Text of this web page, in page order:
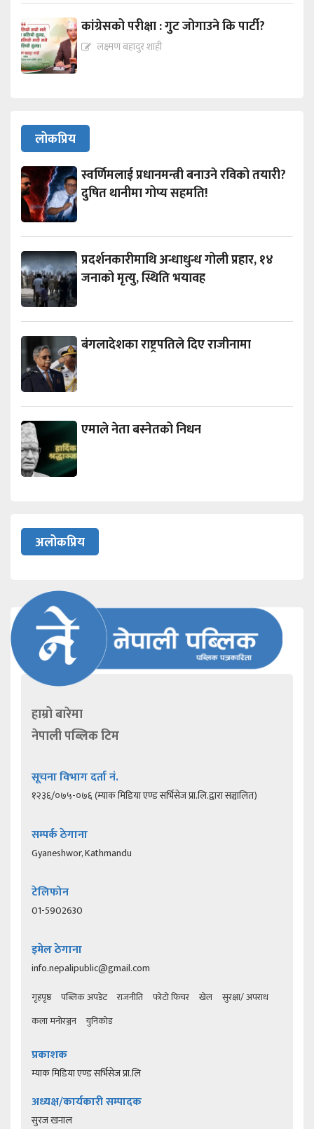
कांग्रेसको परीक्षा : गुट जोगाउने कि पार्टी?
लक्ष्मण बहादुर शाही
लोकप्रिय
स्वर्णिमलाई प्रधानमन्त्री बनाउने रविको तयारी?
दुषित थानीमा गोप्य सहमति!
प्रदर्शनकारीमाथि अन्धाधुन्ध गोली प्रहार, १४
जनाको मृत्यु, स्थिति भयावह
बंगलादेशका राष्ट्रपतिले दिए राजीनामा
एमाले नेता बस्नेतको निधन
अलोकप्रिय
हाम्रो बारेमा
नेपाली पब्लिक टिम
सूचना विभाग दर्ता नं.
१२३६/०७५-०७६ (म्याक मिडिया एण्ड सर्भिसेज प्रा.लि.द्वारा सञ्चालित)
सम्पर्क ठेगाना
Gyaneshwor, Kathmandu
टेलिफोन
01-5902630
इमेल ठेगाना
info.nepalipublic@gmail.com
गृहपृष्ठ पब्लिक अपडेट राजनीति फोटो फिचर खेल
सुरक्षा/ अपराध
कला मनोरञ्जन
युनिकोड
प्रकाशक
म्याक मिडिया एण्ड सर्भिसेज प्रा.लि
अध्यक्ष/कार्यकारी सम्पादक
सुरज खनाल